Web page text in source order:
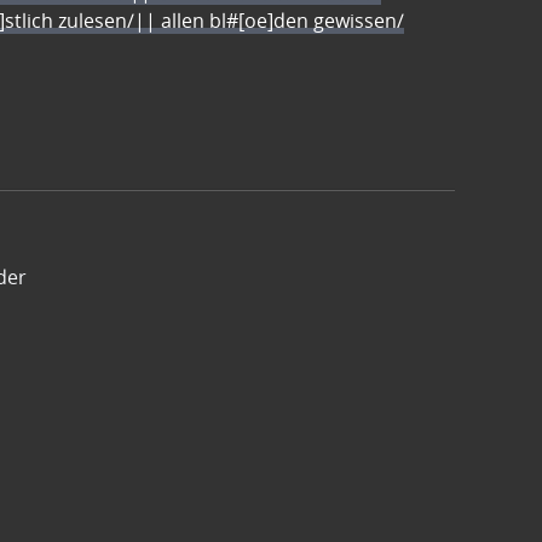
zulesen/|| allen bl#[oe]den gewissen/